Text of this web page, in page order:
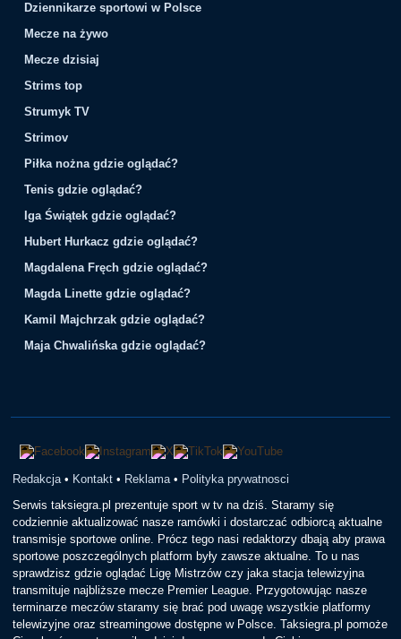
Dziennikarze sportowi w Polsce
Mecze na żywo
Mecze dzisiaj
Strims top
Strumyk TV
Strimov
Piłka nożna gdzie oglądać?
Tenis gdzie oglądać?
Iga Świątek gdzie oglądać?
Hubert Hurkacz gdzie oglądać?
Magdalena Fręch gdzie oglądać?
Magda Linette gdzie oglądać?
Kamil Majchrzak gdzie oglądać?
Maja Chwalińska gdzie oglądać?
Redakcja • Kontakt • Reklama • Polityka prywatnosci
Serwis taksiegra.pl prezentuje sport w tv na dziś. Staramy się
codziennie aktualizować nasze ramówki i dostarczać odbiorcą aktualne
transmisje sportowe online. Prócz tego nasi redaktorzy dbają aby prawa
sportowe poszczególnych platform były zawsze aktualne. To u nas
sprawdzisz gdzie oglądać Ligę Mistrzów czy jaka stacja telewizyjna
transmituje najbliższe mecze Premier League. Przygotowując nasze
terminarze meczów staramy się brać pod uwagę wszystkie platformy
telewizyjne oraz streamingowe dostępne w Polsce. Taksiegra.pl pomoże